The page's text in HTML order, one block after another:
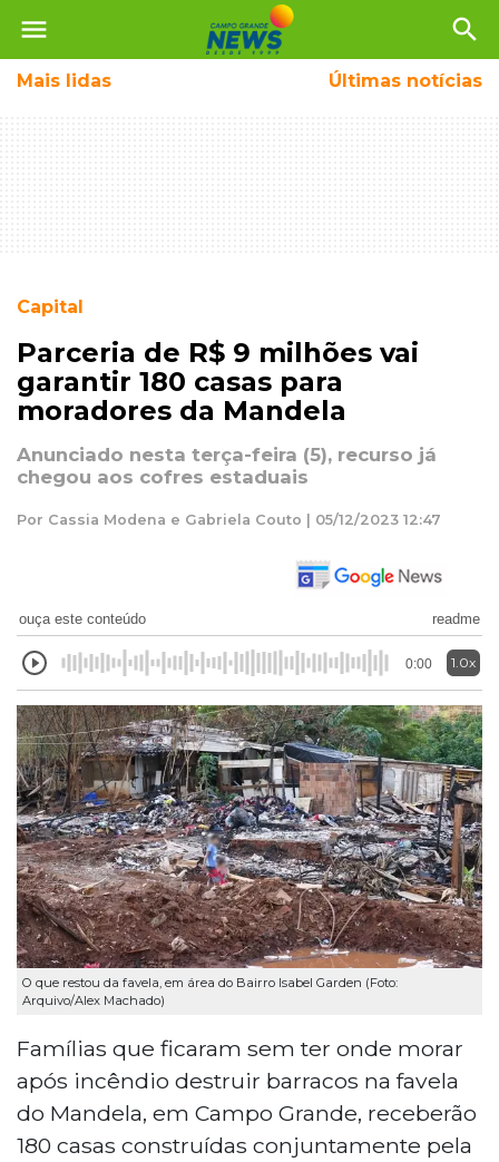
menu search
Mais lidas Últimas notícias
Capital
Parceria de R$ 9 milhões vai
garantir 180 casas para
moradores da Mandela
Anunciado nesta terça-feira (5), recurso já
chegou aos cofres estaduais
Por Cassia Modena e Gabriela Couto | 05/12/2023 12:47
ouça este conteúdo readme
0:00 1.0x
O que restou da favela, em área do Bairro Isabel Garden (Foto:
Arquivo/Alex Machado)
Famílias que ficaram sem ter onde morar
após incêndio destruir barracos na favela
do Mandela, em Campo Grande, receberão
180 casas construídas conjuntamente pela